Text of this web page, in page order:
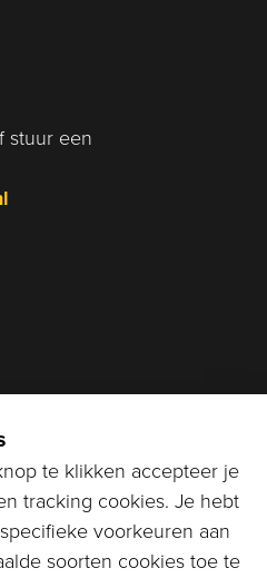
stuur een
te klikken accepteer je
tracking cookies. Je hebt
voorkeuren aan
soorten cookies toe te